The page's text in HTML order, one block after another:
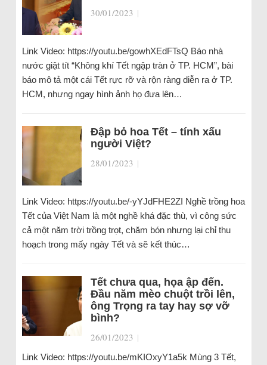
30/01/2023 |
Link Video: https://youtu.be/gowhXEdFTsQ Báo nhà
nước giật tít “Không khí Tết ngập tràn ở TP. HCM”, bài
báo mô tả một cái Tết rực rỡ và rộn ràng diễn ra ở TP.
HCM, nhưng ngay hình ảnh họ đưa lên…
Đập bỏ hoa Tết – tính xấu
người Việt?
28/01/2023 |
Link Video: https://youtu.be/-yYJdFHE2ZI Nghề trồng hoa
Tết của Việt Nam là một nghề khá đặc thù, vì công sức
cả một năm trời trồng trọt, chăm bón nhưng lại chỉ thu
hoạch trong mấy ngày Tết và sẽ kết thúc…
Tết chưa qua, họa ập đến.
Đầu năm mèo chuột trồi lên,
ông Trọng ra tay hay sợ vỡ
bình?
26/01/2023 |
Link Video: https://youtu.be/mKIOxyY1a5k Mùng 3 Tết,